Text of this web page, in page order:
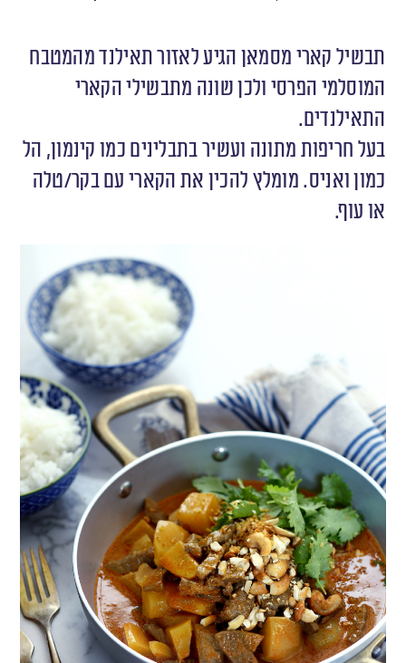
תבשיל קארי מסמאן הגיע לאזור תאילנד מהמטבח
המוסלמי הפרסי ולכן שונה מתבשילי הקארי
התאילנדים.
בעל חריפות מתונה ועשיר בתבלינים כמו קינמון, הל
כמון ואניס. מומלץ להכין את הקארי עם בקר/טלה
או עוף.